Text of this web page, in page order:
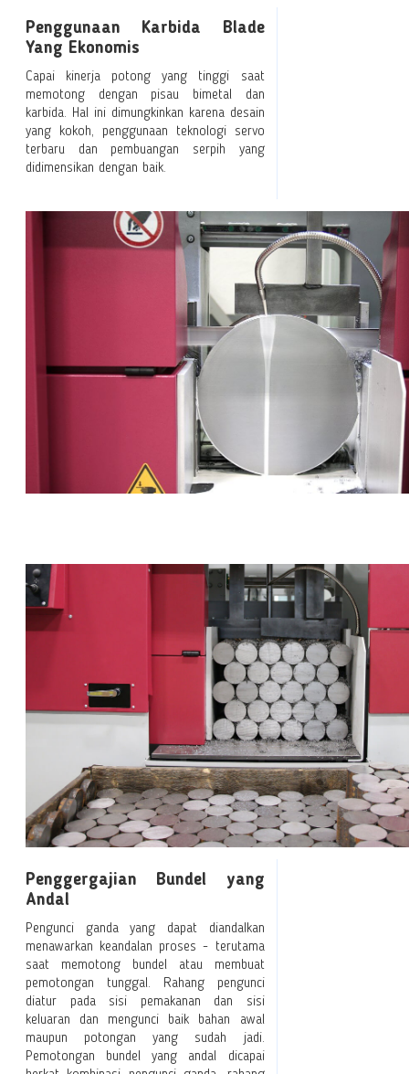
Penggunaan Karbida Blade
Yang Ekonomis
Capai kinerja potong yang tinggi saat
memotong dengan pisau bimetal dan
karbida. Hal ini dimungkinkan karena desain
yang kokoh, penggunaan teknologi servo
terbaru dan pembuangan serpih yang
didimensikan dengan baik.
Penggergajian Bundel yang
Andal
Pengunci ganda yang dapat diandalkan
menawarkan keandalan proses - terutama
saat memotong bundel atau membuat
pemotongan tunggal. Rahang pengunci
diatur pada sisi pemakanan dan sisi
keluaran dan mengunci baik bahan awal
maupun potongan yang sudah jadi.
Pemotongan bundel yang andal dicapai